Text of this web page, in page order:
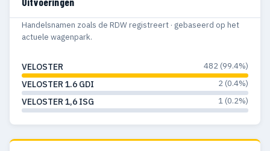
Handelsnamen zoals de RDW registreert · gebaseerd op het
actuele wagenpark.
VELOSTER 482 (99.4%)
VELOSTER 1.6 GDI 2 (0.4%)
VELOSTER 1,6 ISG 1 (0.2%)